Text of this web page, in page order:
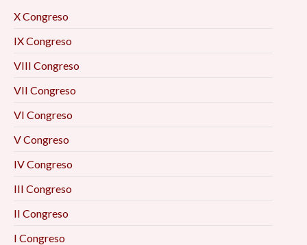
X Congreso
IX Congreso
VIII Congreso
VII Congreso
VI Congreso
V Congreso
IV Congreso
III Congreso
II Congreso
I Congreso